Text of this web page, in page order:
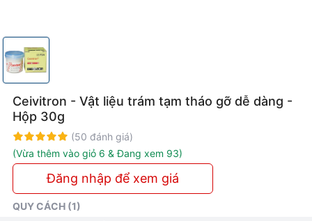
Ceivitron - Vật liệu trám tạm tháo gỡ dễ dàng -
Hộp 30g
Rating: 100%
(50 đánh giá)
(Vừa thêm vào giỏ 6 & Đang xem 93)
Đăng nhập để xem giá
QUY CÁCH (1)